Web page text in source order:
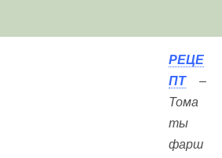
РЕЦЕ
ПТ
–
Тома
ты
фарш